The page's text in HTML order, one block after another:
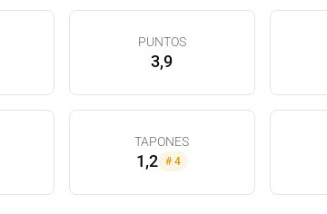
PUNTOS
3,9
TAPONES
1,2 # 4